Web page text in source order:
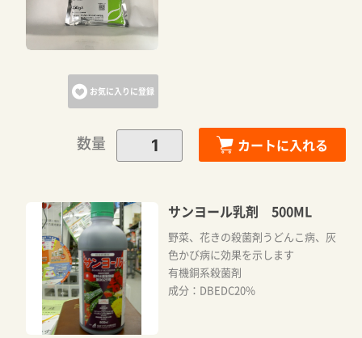
お気に入りに登録
数量 カートに入れる
サンヨール乳剤 500ML
野菜、花きの殺菌剤うどんこ病、灰
色かび病に効果を示します
有機銅系殺菌剤
成分：DBEDC20%
カートに追加しました。
お買い物を続ける
カートへ進む